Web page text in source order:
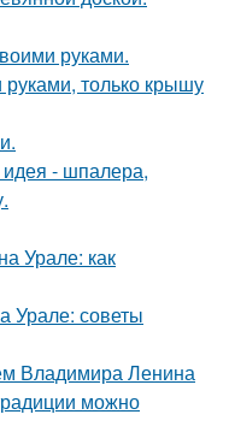
руками.
только крышу
- шпалера,
Урале: как
Урале: советы
Владимира Ленина
можно